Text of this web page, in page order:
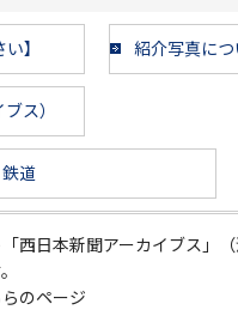
】 紹介写真に
ス）
鉄道
西日本新聞アーカイブス」
のページ